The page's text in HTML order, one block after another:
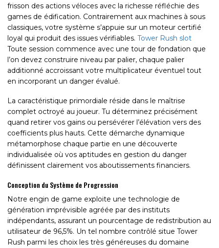
frisson des actions véloces avec la richesse réfléchie des
games de édification. Contrairement aux machines à sous
classiques, votre système s’appuie sur un moteur certifié
loyal qui produit des issues vérifiables. Tower Rush slot
Toute session commence avec une tour de fondation que
l’on devez construire niveau par palier, chaque palier
additionné accroissant votre multiplicateur éventuel tout
en incorporant un danger évalué.
La caractéristique primordiale réside dans le maîtrise
complet octroyé au joueur. Tu déterminez précisément
quand retirer vos gains ou persévérer l’élévation vers des
coefficients plus hauts. Cette démarche dynamique
métamorphose chaque partie en une découverte
individualisée où vos aptitudes en gestion du danger
définissent clairement vos aboutissements financiers.
Conception du Système de Progression
Notre engin de game exploite une technologie de
génération imprévisible agréée par des instituts
indépendants, assurant un pourcentage de redistribution au
utilisateur de 96,5%. Un tel nombre contrôlé situe Tower
Rush parmi les choix les très généreuses du domaine